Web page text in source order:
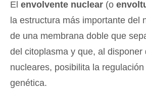
El envolvente nuclear (o
la estructura más importante del
de una membrana doble que
del citoplasma y que, al disponer
nucleares, posibilita la
genética.